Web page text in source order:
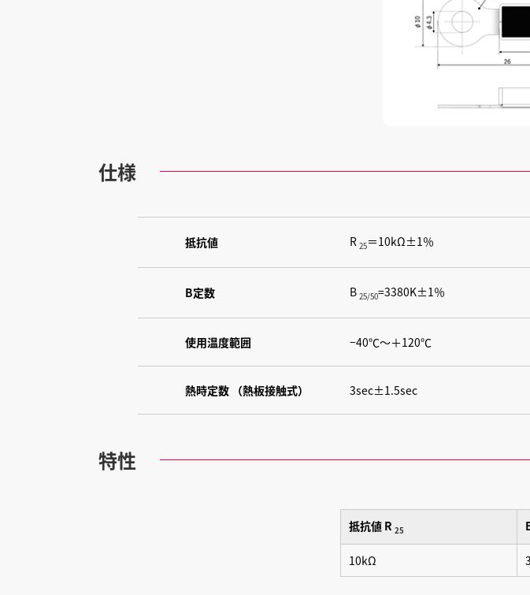
仕様
抵抗値 R 25＝10kΩ±1％
B定数 B 25/50=3380K±1％
使用温度範囲 −40℃〜＋120℃
熱時定数 （熱板接触式） 3sec±1.5sec
特性
抵抗値 R 25
10kΩ